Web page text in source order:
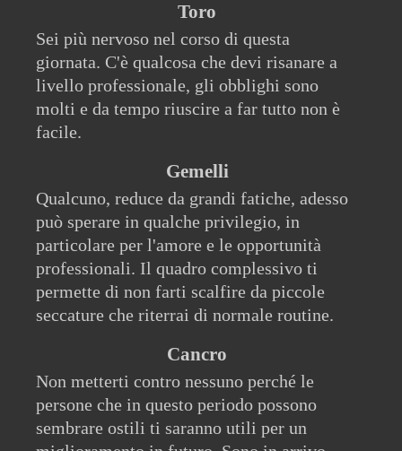
Toro
Sei più nervoso nel corso di questa
giornata. C'è qualcosa che devi risanare a
livello professionale, gli obblighi sono
molti e da tempo riuscire a far tutto non è
facile.
Gemelli
Qualcuno, reduce da grandi fatiche, adesso
può sperare in qualche privilegio, in
particolare per l'amore e le opportunità
professionali. Il quadro complessivo ti
permette di non farti scalfire da piccole
seccature che riterrai di normale routine.
Cancro
Non metterti contro nessuno perché le
persone che in questo periodo possono
sembrare ostili ti saranno utili per un